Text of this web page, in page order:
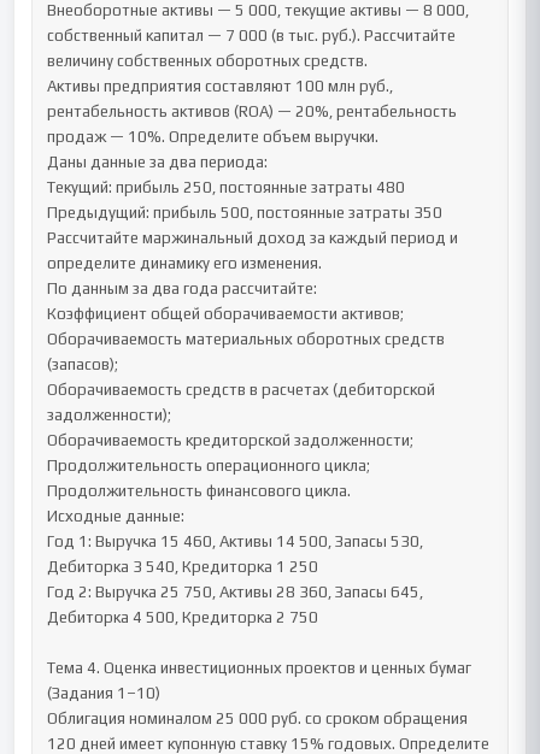
Внеоборотные активы — 5 000, текущие активы — 8 000,
собственный капитал — 7 000 (в тыс. руб.). Рассчитайте
величину собственных оборотных средств.
Активы предприятия составляют 100 млн руб.,
рентабельность активов (ROA) — 20%, рентабельность
продаж — 10%. Определите объем выручки.
Даны данные за два периода:
Текущий: прибыль 250, постоянные затраты 480
Предыдущий: прибыль 500, постоянные затраты 350
Рассчитайте маржинальный доход за каждый период и
определите динамику его изменения.
По данным за два года рассчитайте:
Коэффициент общей оборачиваемости активов;
Оборачиваемость материальных оборотных средств
(запасов);
Оборачиваемость средств в расчетах (дебиторской
задолженности);
Оборачиваемость кредиторской задолженности;
Продолжительность операционного цикла;
Продолжительность финансового цикла.
Исходные данные:
Год 1: Выручка 15 460, Активы 14 500, Запасы 530,
Дебиторка 3 540, Кредиторка 1 250
Год 2: Выручка 25 750, Активы 28 360, Запасы 645,
Дебиторка 4 500, Кредиторка 2 750
Тема 4. Оценка инвестиционных проектов и ценных бумаг
(Задания 1–10)
Облигация номиналом 25 000 руб. со сроком обращения
120 дней имеет купонную ставку 15% годовых. Определите